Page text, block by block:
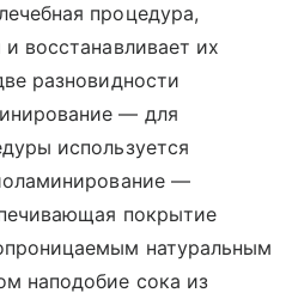
процедура,
восстанавливает их
разновидности
— для
используется
—
покрытие
натуральным
наподобие сока из